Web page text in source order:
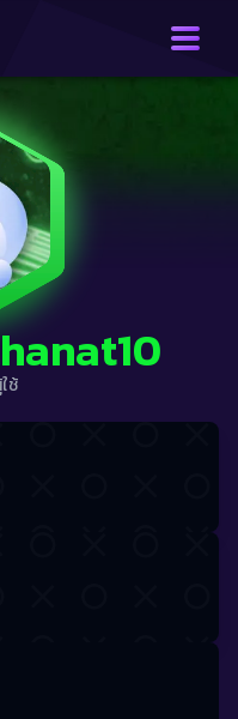
ช้